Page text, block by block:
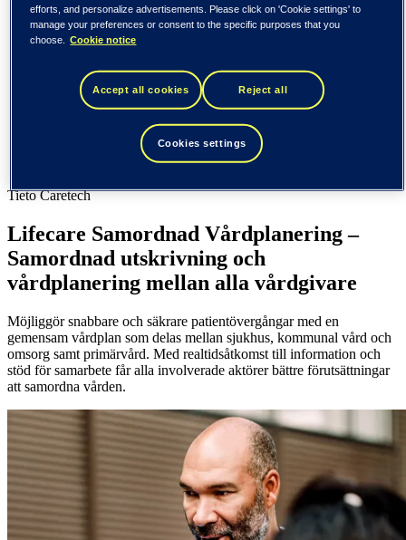
Finland (suomi)
Förenta staterna (English)
Branscher
Tieto Caretech
Lifecare Samordnad Vårdplanering –
Samordnad utskrivning och
vårdplanering mellan alla vårdgivare
Möjliggör snabbare och säkrare patientövergångar med en
gemensam vårdplan som delas mellan sjukhus, kommunal vård och
omsorg samt primärvård. Med realtidsåtkomst till information och
stöd för samarbete får alla involverade aktörer bättre förutsättningar
att samordna vården.
efforts, and personalize advertisements. Please click on 'Cookie settings' to
manage your preferences or consent to the specific purposes that you
choose.
Cookie notice
Accept all cookies Reject all
Cookies settings